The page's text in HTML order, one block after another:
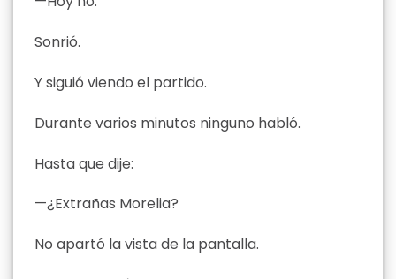
Sonrió.
Y siguió viendo el partido.
Durante varios minutos ninguno habló.
Hasta que dije:
—¿Extrañas Morelia?
No apartó la vista de la pantalla.